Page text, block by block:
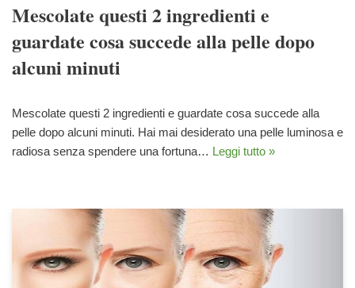
Mescolate questi 2 ingredienti e
guardate cosa succede alla pelle dopo
alcuni minuti
Mescolate questi 2 ingredienti e guardate cosa succede alla
pelle dopo alcuni minuti. Hai mai desiderato una pelle luminosa e
radiosa senza spendere una fortuna… Leggi tutto »